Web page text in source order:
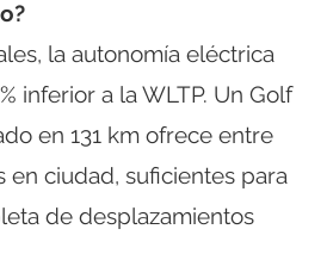
la autonomía eléctrica
inferior a la WLTP. Un Golf
en 131 km ofrece entre
en ciudad, suficientes para
de desplazamientos